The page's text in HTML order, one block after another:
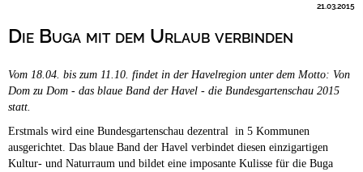
Stadtnah
Ganzjährig geöffnet
Campingplätze
Camping & Caravan
Die Buga mit dem Urlaub verbinden
21.03.2015
Vom 18.04. bis zum 11.10. findet in der Havelregion unter dem Motto: Von
Dom zu Dom - das blaue Band der Havel - die Bundesgartenschau 2015
statt.
Erstmals wird eine Bundesgartenschau dezentral in 5 Kommunen
ausgerichtet. Das blaue Band der Havel verbindet diesen einzigartigen
Kultur- und Naturraum und bildet eine imposante Kulisse für die Buga